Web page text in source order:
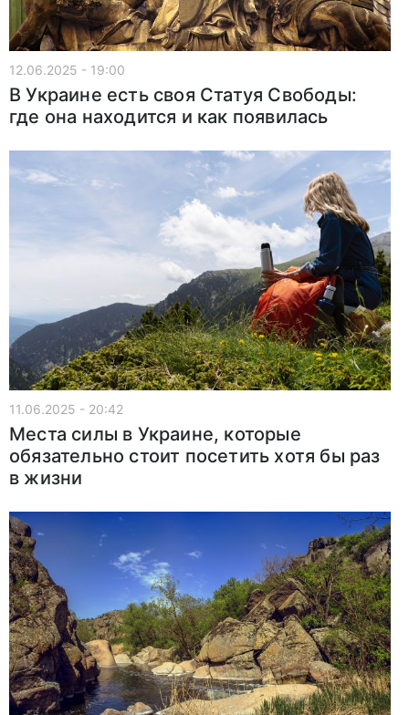
12.06.2025 - 19:00
В Украине есть своя Статуя Свободы:
где она находится и как появилась
11.06.2025 - 20:42
Места силы в Украине, которые
обязательно стоит посетить хотя бы раз
в жизни